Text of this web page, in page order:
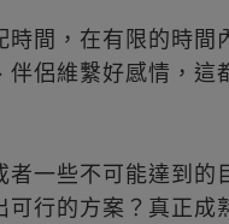
間，在有限的時間
侶維繫好感情，這
一些不可能達到的
行的方案？真正成